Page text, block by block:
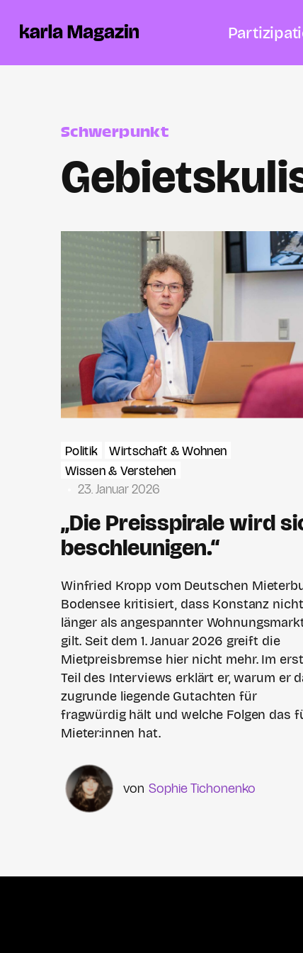
Schwerpunkt
Politik
Wirtschaft & Wohnen
Wissen & Verstehen
23. Januar 2026
„Die Preisspirale wird
beschleunigen.“
Winfried Kropp vom Deutschen
Bodensee kritisiert, dass Konstanz nicht
länger als angespannter
gilt. Seit dem 1. Januar 2026 greift die
Mietpreisbremse hier nicht mehr. Im
Teil des Interviews erklärt er, warum er
zugrunde liegende Gutachten für
fragwürdig hält und welche Folgen das
Mieter:innen hat.
Sophie Tichonenko